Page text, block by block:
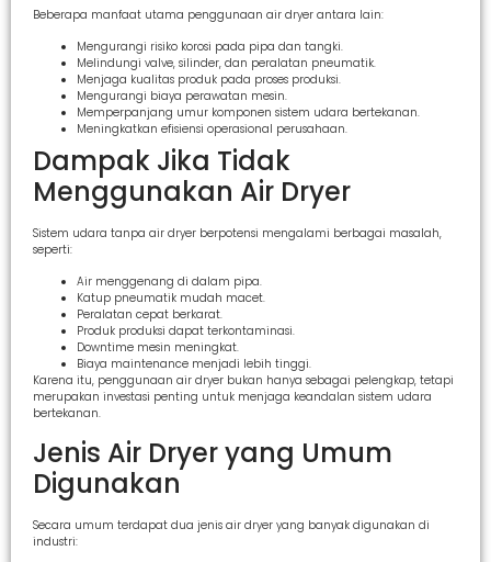
Beberapa manfaat utama penggunaan air dryer antara lain:
Mengurangi risiko korosi pada pipa dan tangki.
Melindungi valve, silinder, dan peralatan pneumatik.
Menjaga kualitas produk pada proses produksi.
Mengurangi biaya perawatan mesin.
Memperpanjang umur komponen sistem udara bertekanan.
Meningkatkan efisiensi operasional perusahaan.
Dampak Jika Tidak
Menggunakan Air Dryer
Sistem udara tanpa air dryer berpotensi mengalami berbagai masalah,
seperti:
Air menggenang di dalam pipa.
Katup pneumatik mudah macet.
Peralatan cepat berkarat.
Produk produksi dapat terkontaminasi.
Downtime mesin meningkat.
Biaya maintenance menjadi lebih tinggi.
Karena itu, penggunaan air dryer bukan hanya sebagai pelengkap, tetapi
merupakan investasi penting untuk menjaga keandalan sistem udara
bertekanan.
Jenis Air Dryer yang Umum
Digunakan
Secara umum terdapat dua jenis air dryer yang banyak digunakan di
industri: